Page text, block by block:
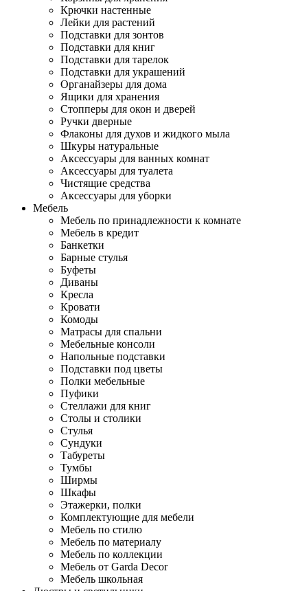
Крючки настенные
Лейки для растений
Подставки для зонтов
Подставки для книг
Подставки для тарелок
Подставки для украшений
Органайзеры для дома
Ящики для хранения
Стопперы для окон и дверей
Ручки дверные
Флаконы для духов и жидкого мыла
Шкуры натуральные
Аксессуары для ванных комнат
Аксессуары для туалета
Чистящие средства
Аксессуары для уборки
Мебель
Мебель по принадлежности к комнате
Мебель в кредит
Банкетки
Барные стулья
Буфеты
Диваны
Кресла
Кровати
Комоды
Матрасы для спальни
Мебельные консоли
Напольные подставки
Подставки под цветы
Полки мебельные
Пуфики
Стеллажи для книг
Столы и столики
Стулья
Сундуки
Табуреты
Тумбы
Ширмы
Шкафы
Этажерки, полки
Комплектующие для мебели
Мебель по стилю
Мебель по материалу
Мебель по коллекции
Мебель от Garda Decor
Мебель школьная